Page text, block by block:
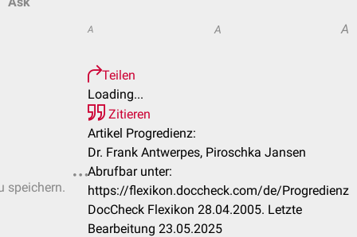
speichern.
A A A
Teilen
Loading...
Zitieren
Artikel Progredienz:
Dr. Frank Antwerpes, Piroschka Jansen
Abrufbar unter:
https://flexikon.doccheck.com/de/Progredienz
DocCheck Flexikon 28.04.2005. Letzte
Bearbeitung 23.05.2025